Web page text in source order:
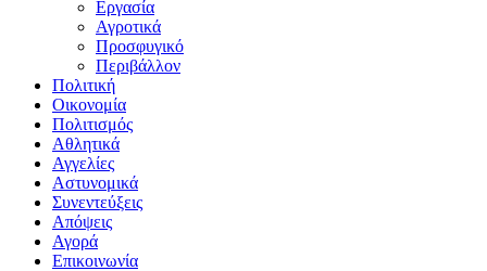
Εργασία
Αγροτικά
Προσφυγικό
Περιβάλλον
Πολιτική
Οικονομία
Πολιτισμός
Αθλητικά
Αγγελίες
Αστυνομικά
Συνεντεύξεις
Απόψεις
Αγορά
Επικοινωνία